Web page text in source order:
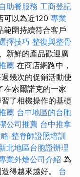
助餐服務 工商登記
可以為近120 專業
範圍持續符合客戶
擇技巧 整復與整骨
新鮮的產品歡迎廣
薦 在商店網路中，
幾次的促銷活動使
在索爾諾克的一家
了相機操作的基礎
薦 台中地區的台胞
公司推薦 台中推拿
整脊師證照培訓
北地區台胞證辦理
業外燴公司介紹 為
得越來越好。 台